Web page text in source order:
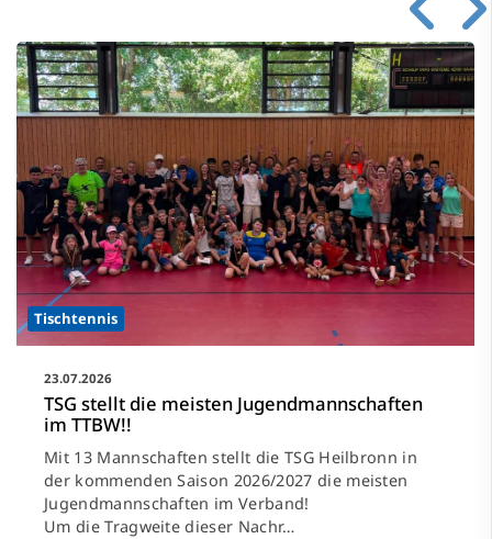
Tischtennis
23.07.2026
TSG stellt die meisten Jugendmannschaften
im TTBW!!
Mit 13 Mannschaften stellt die TSG Heilbronn in
der kommenden Saison 2026/2027 die meisten
Jugendmannschaften im Verband!
Um die Tragweite dieser Nachr…